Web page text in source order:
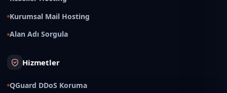
Kurumsal Mail Hosting
Alan Adı Sorgula
Hizmetler
QGuard DDoS Koruma